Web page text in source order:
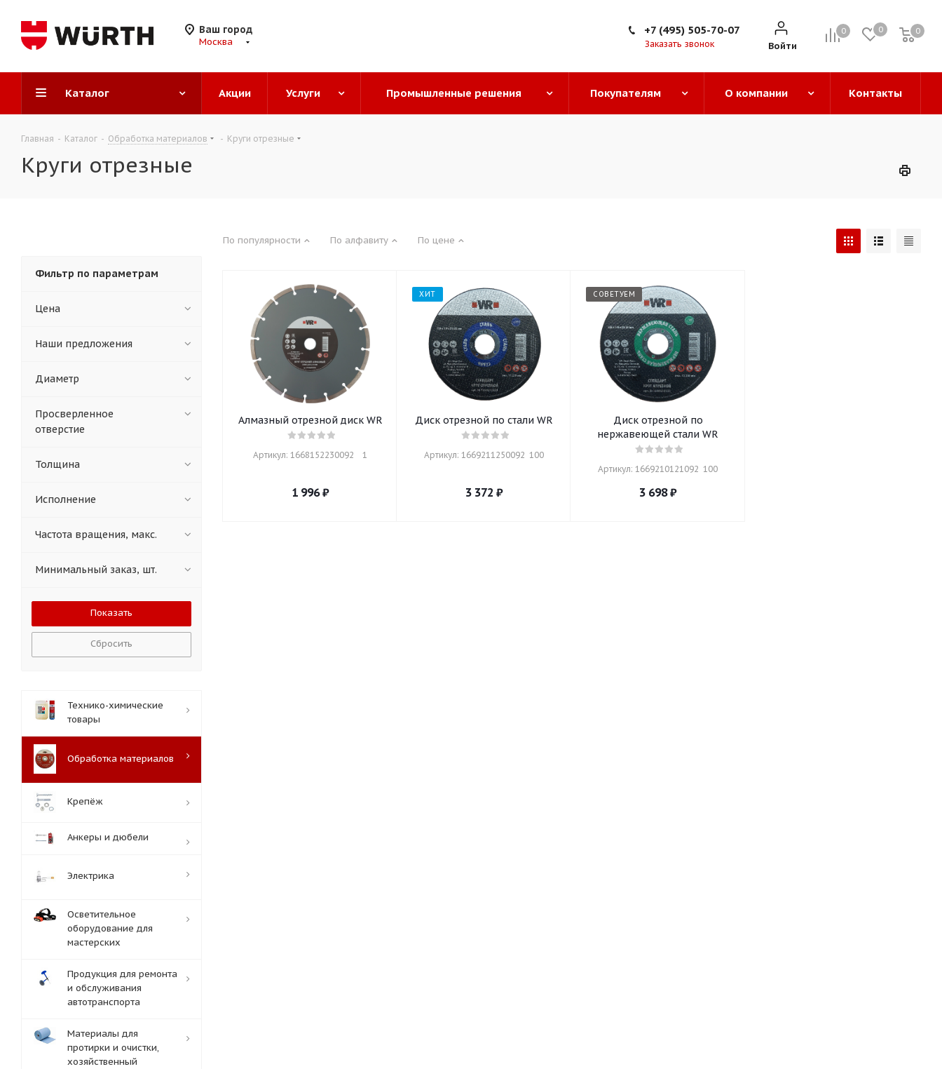
Ваш город
Москва
0 0 0
0
Войти
+7 (495) 505-70-07
Заказать звонок
Каталог Акции Услуги Промышленные решения Покупателям О компании Контакты
Главная - Каталог - Обработка материалов - Круги отрезные
Круги отрезные
По популярности По алфавиту По цене
Алмазный отрезной диск WR
Артикул: 1668152230092    1
1 996₽
ХИТ
Диск отрезной по стали WR
Артикул: 1669211250092  100
3 372 ₽
СОВЕТУЕМ
Диск отрезной по
нержавеющей стали WR
Артикул: 1669210121092  100
3 698₽
Фильтр по параметрам
Цена
Наши предложения
Диаметр
Просверленное
отверстие
Толщина
Исполнение
Частота вращения, макс.
Минимальный заказ, шт.
Сбросить
Технико-химические
товары
Обработка материалов
Крепёж
Анкеры и дюбели
Электрика
Осветительное
оборудование для
мастерских
Продукция для ремонта
и обслуживания
автотранспорта
Материалы для
протирки и очистки,
хозяйственный